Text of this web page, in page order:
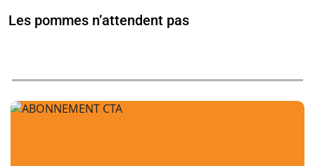
Les pommes n’attendent pas